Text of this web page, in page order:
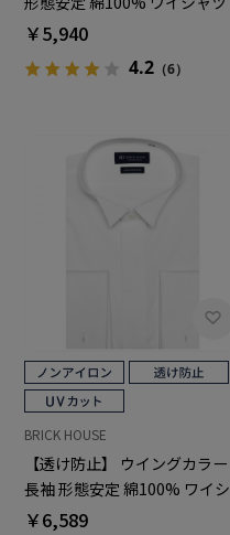
白無地 大きいサイズ
￥5,940
4.2（6）
BRICK HOUSE
【透け防止】 ウイングカラー
長袖 形態安定 綿100% ワイシ
ャツ 白無地
￥6,589